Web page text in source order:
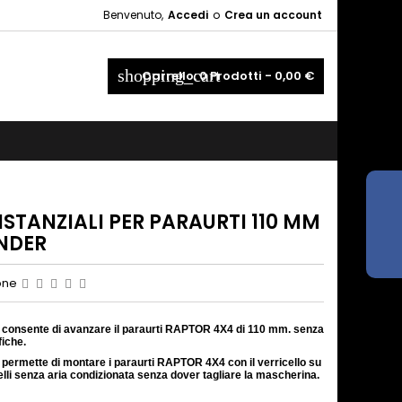
Benvenuto, Accedi o Crea un account
shopping_cart
Carrello:0Prodotti - 0,00 €
PER PARAURTI 110 MM
di avanzare il paraurti RAPTOR 4X4 di 110 mm. senza
di montare i paraurti RAPTOR 4X4 con il verricello su
senza aria condizionata senza dover tagliare la mascherina.